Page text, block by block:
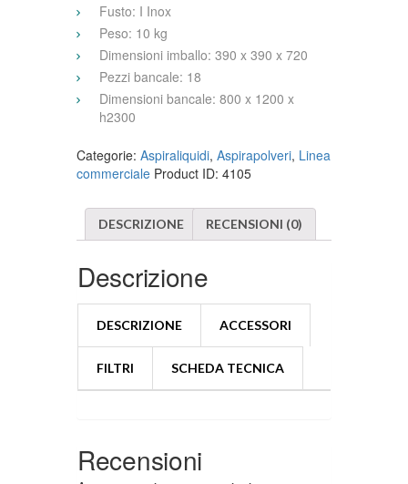
Fusto: I Inox
Peso: 10 kg
Dimensioni imballo: 390 x 390 x 720
Pezzi bancale: 18
Dimensioni bancale: 800 x 1200 x
h2300
Categorie: Aspiraliquidi, Aspirapolveri, Linea
commerciale Product ID: 4105
DESCRIZIONE RECENSIONI (0)
Descrizione
DESCRIZIONE ACCESSORI
FILTRI SCHEDA TECNICA
Recensioni